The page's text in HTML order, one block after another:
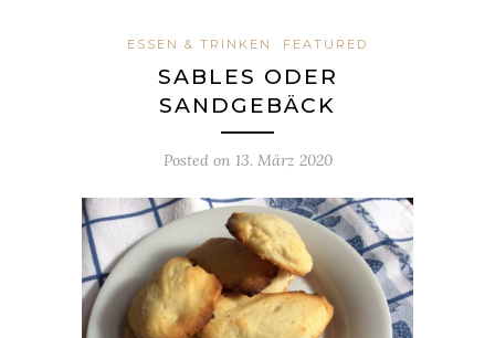
ESSEN & TRINKEN FEATURED
SABLES ODER
SANDGEBÄCK
Posted on 13. März 2020